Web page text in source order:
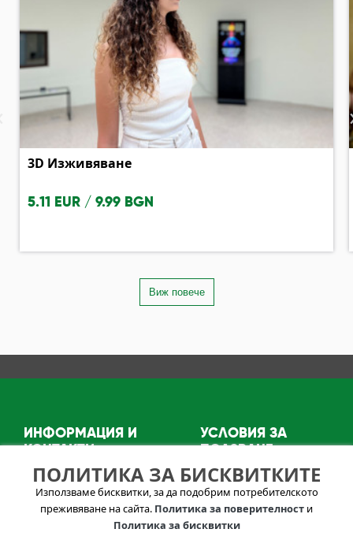
3D Изживяване
5.11 EUR / 9.99 BGN
Виж повече
ПОЛИТИКА ЗА БИСКВИТКИТЕ
Използваме бисквитки, за да подобрим потребителското
преживяване на сайта. Политика за поверителност и
Политика за бисквитки
ИНФОРМАЦИЯ И
Зa Нac
info@visitkazanlak.bg
6150 гр. Шипка,
Община Казанлък
УСЛОВИЯ ЗА
Политика за лични
данни
Общи условия